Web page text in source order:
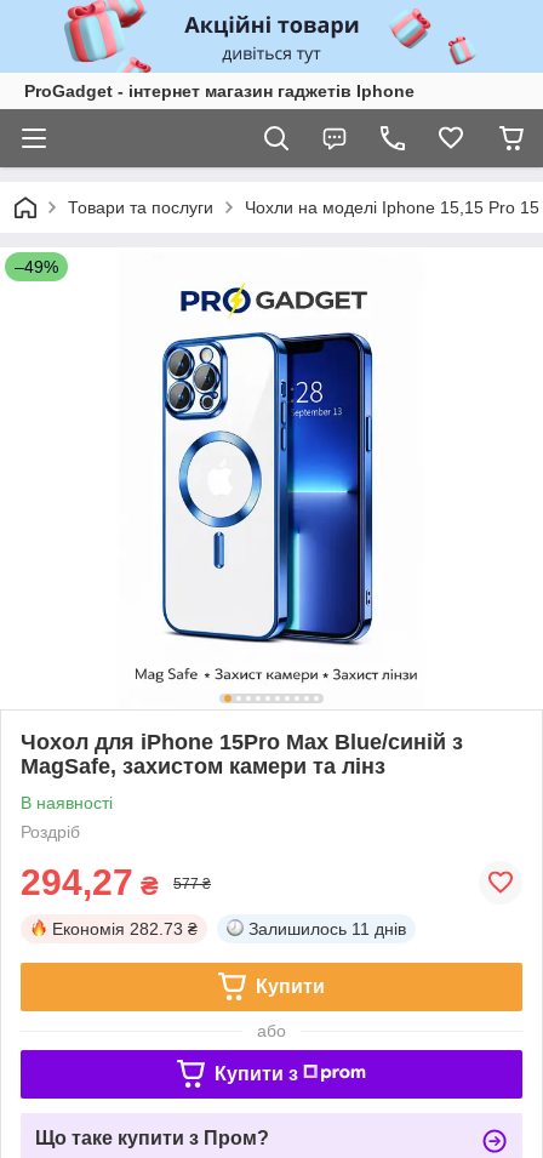
ProGadget - iнтернет магазин гаджетів Iphone
Товари та послуги Чохли на моделі Iphone 15,15 Pro
–49%
Чохол для iPhone 15Pro Max Blue/синій з
MagSafe, захистом камери та лінз
В наявності
Роздріб
294,27 ₴ 577 ₴
Економія 282.73 ₴ Залишилось 11 днів
Купити
або
Купити з
Що таке купити з Пром?